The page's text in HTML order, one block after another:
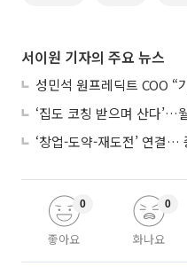
서이원 기자의 주요 뉴스
좋아요
0
화나요
0